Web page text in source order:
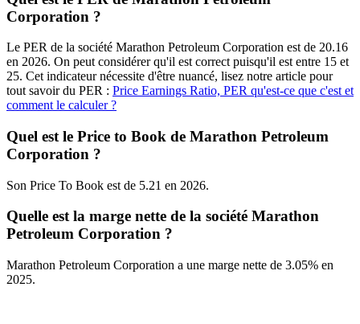
Corporation ?
Le PER de la société Marathon Petroleum Corporation est de 20.16
en 2026. On peut considérer qu'il est correct puisqu'il est entre 15 et
25. Cet indicateur nécessite d'être nuancé, lisez notre article pour
tout savoir du PER : Price Earnings Ratio, PER qu'est-ce que c'est et
comment le calculer ?
Quel est le Price to Book de Marathon Petroleum
Corporation ?
Son Price To Book est de 5.21 en 2026.
Quelle est la marge nette de la société Marathon
Petroleum Corporation ?
Marathon Petroleum Corporation a une marge nette de 3.05% en
2025.